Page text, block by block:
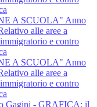
A SCUOLA" Anno
alle aree a
e contro
A SCUOLA" Anno
alle aree a
e contro
Gagini - GRAFICA: il